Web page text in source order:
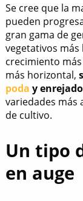
Se cree que la
pueden
gran gama de
vegetativos
crecimiento
más horizontal,
poda y enrejado
variedades más
de cultivo.
Un tipo
en auge